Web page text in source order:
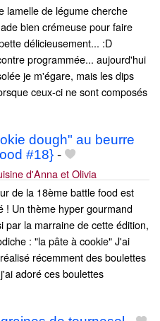
lamelle de légume cherche
bien crémeuse pour faire
délicieusement... :D
programmée... aujourd'hui
je m'égare, mais les dips
ceux-ci ne sont composés
dough" au beurre
#18} -
d'Anna et Olivia
de la 18ème battle food est
! Un thème hyper gourmand
par la marraine de cette édition,
: "la pâte à cookie" J'ai
récemment des boulettes
adoré ces boulettes